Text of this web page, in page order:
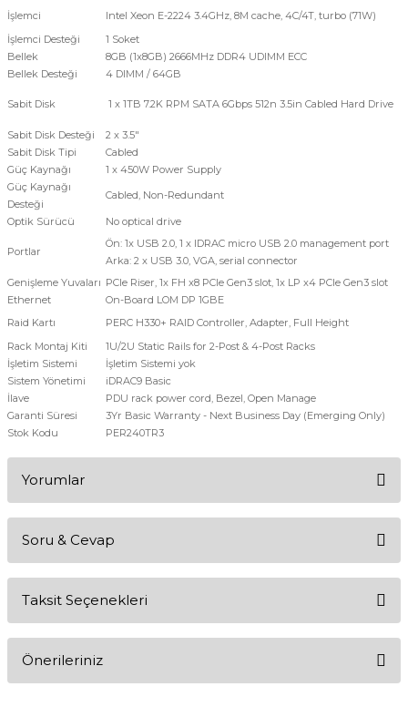
İşlemci
Intel Xeon E-2224 3.4GHz, 8M cache, 4C/4T, turbo (71W)
İşlemci Desteği
1 Soket
Bellek
8GB (1x8GB) 2666MHz DDR4 UDIMM ECC
Bellek Desteği
4 DIMM / 64GB
Sabit Disk 1 x 1TB 7.2K RPM SATA 6Gbps 512n 3.5in Cabled Hard Drive
Sabit Disk Desteği
2 x 3.5"
Sabit Disk Tipi
Cabled
Güç Kaynağı
1 x 450W Power Supply
Güç Kaynağı
Desteği
Cabled, Non-Redundant
Optik Sürücü No optical drive
Portlar
Ön: 1x USB 2.0, 1 x IDRAC micro USB 2.0 management port
Arka: 2 x USB 3.0, VGA, serial connector
Genişleme Yuvaları PCIe Riser, 1x FH x8 PCIe Gen3 slot, 1x LP x4 PCIe Gen3 slot
Ethernet
On-Board LOM DP 1GBE
Raid Kartı
PERC H330+ RAID Controller, Adapter, Full Height
Rack Montaj Kiti
1U/2U Static Rails for 2-Post & 4-Post Racks
İşletim Sistemi
İşletim Sistemi yok
Sistem Yönetimi
iDRAC9 Basic
İlave
PDU rack power cord, Bezel, Open Manage
Garanti Süresi
3Yr Basic Warranty - Next Business Day (Emerging Only)
Stok Kodu
PER240TR3
Yorumlar
Soru & Cevap
Taksit Seçenekleri
Önerileriniz